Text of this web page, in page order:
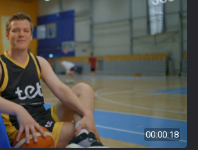
00:00:18